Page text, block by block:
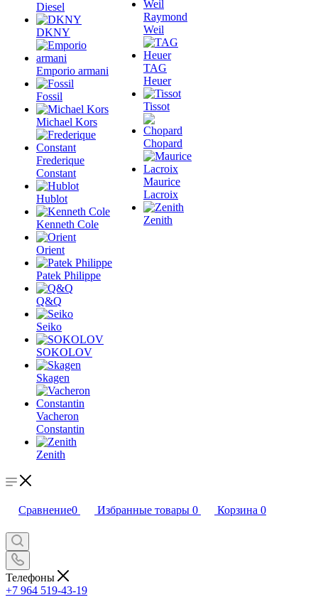
Diesel
DKNY
Emporio armani
Fossil
Michael Kors
Frederique
Constant
Hublot
Kenneth Cole
Orient
Patek Philippe
Q&Q
Seiko
SOKOLOV
Skagen
Vacheron
Constantin
Zenith
Raymond
Weil
TAG
Heuer
Tissot
Chopard
Maurice
Lacroix
Zenith
Сравнение0 Избранные товары 0 Корзина 0
Телефоны
+7 964 519-43-19